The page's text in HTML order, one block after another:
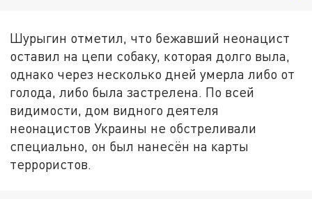
Шурыгин отметил, что бежавший неонацист
оставил на цепи собаку, которая долго выла,
однако через несколько дней умерла либо от
голода, либо была застрелена. По всей
видимости, дом видного деятеля
неонацистов Украины не обстреливали
специально, он был нанесён на карты
террористов.